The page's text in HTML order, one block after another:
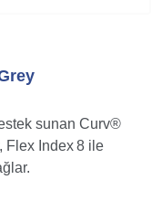
sunan Curv®
Flex Index 8 ile